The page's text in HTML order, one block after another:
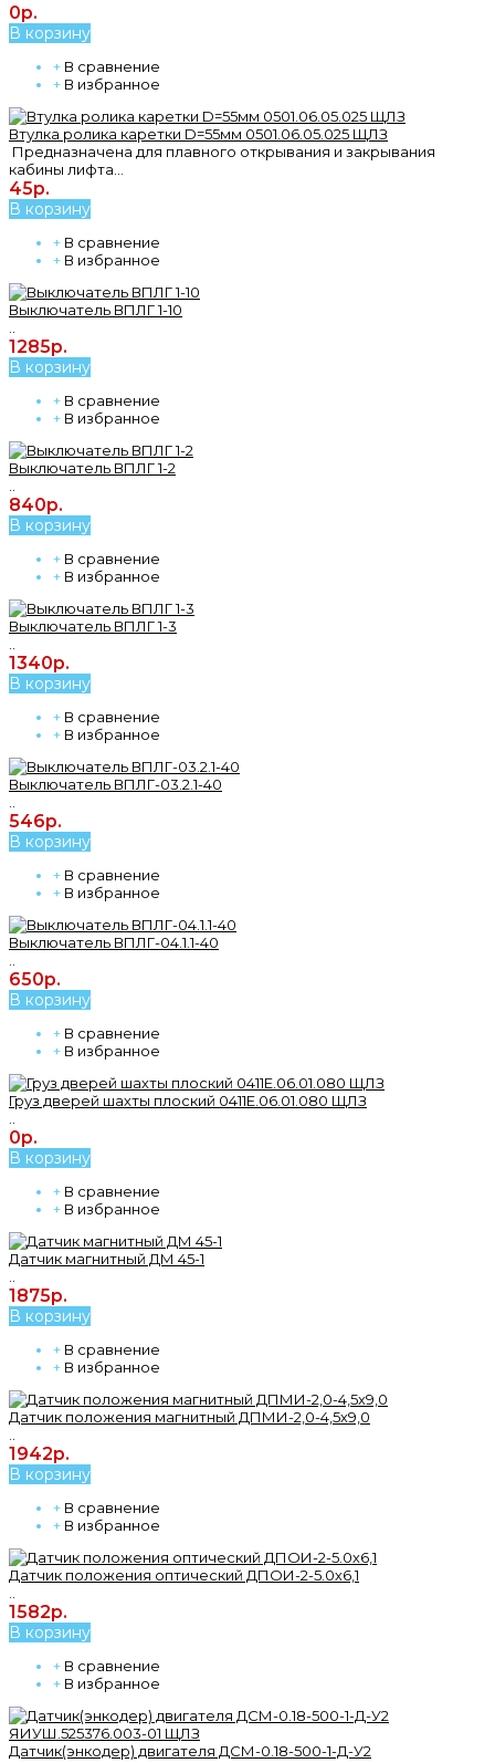
0р.
В корзину
+ В сравнение
+ В избранное
Втулка ролика каретки D=55мм 0501.06.05.025 ЩЛЗ
Предназначена для плавного открывания и закрывания
кабины лифта...
45р.
В корзину
+ В сравнение
+ В избранное
Выключатель ВПЛГ 1-10
1285р.
В корзину
+ В сравнение
+ В избранное
Выключатель ВПЛГ 1-2
840р.
В корзину
+ В сравнение
+ В избранное
Выключатель ВПЛГ 1-3
1340р.
В корзину
+ В сравнение
+ В избранное
Выключатель ВПЛГ-03.2.1-40
546р.
В корзину
+ В сравнение
+ В избранное
Выключатель ВПЛГ-04.1.1-40
650р.
В корзину
+ В сравнение
+ В избранное
Груз дверей шахты плоский 0411Е.06.01.080 ЩЛЗ
0р.
В корзину
+ В сравнение
+ В избранное
Датчик магнитный ДМ 45-1
1875р.
В корзину
+ В сравнение
+ В избранное
Датчик положения магнитный ДПМИ-2,0-4,5х9,0
1942р.
В корзину
+ В сравнение
+ В избранное
Датчик положения оптический ДПОИ-2-5.0х6,1
1582р.
В корзину
+ В сравнение
+ В избранное
Датчик(энкодер) двигателя ДСМ-0.18-500-1-Д-У2